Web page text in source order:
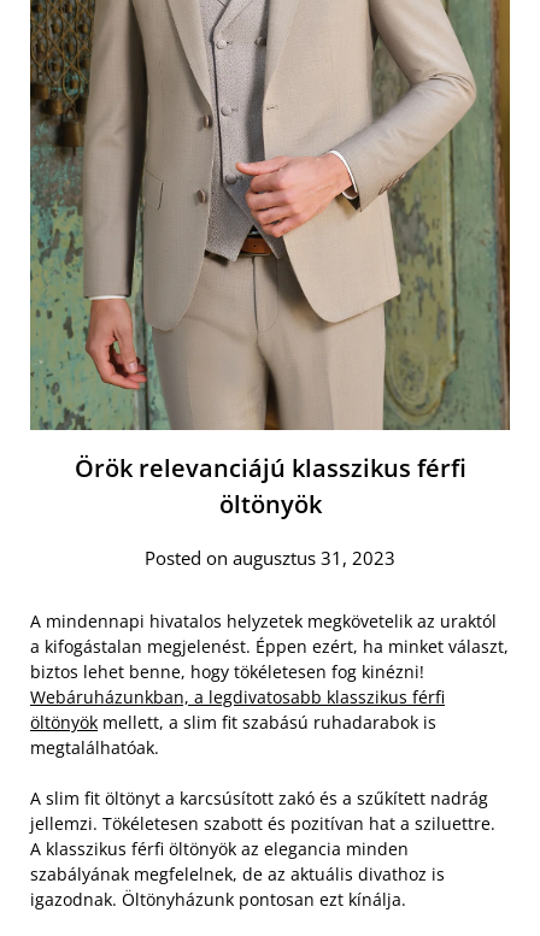
Örök relevanciájú klasszikus férfi
öltönyök
Posted on augusztus 31, 2023
A mindennapi hivatalos helyzetek megkövetelik az uraktól
a kifogástalan megjelenést. Éppen ezért, ha minket választ,
biztos lehet benne, hogy tökéletesen fog kinézni!
Webáruházunkban, a legdivatosabb klasszikus férfi
öltönyök mellett, a slim fit szabású ruhadarabok is
megtalálhatóak.
A slim fit öltönyt a karcsúsított zakó és a szűkített nadrág
jellemzi. Tökéletesen szabott és pozitívan hat a sziluettre.
A klasszikus férfi öltönyök az elegancia minden
szabályának megfelelnek, de az aktuális divathoz is
igazodnak. Öltönyházunk pontosan ezt kínálja.